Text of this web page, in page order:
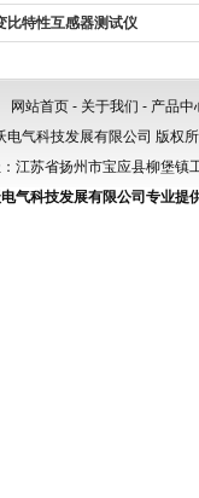
比特性互感器测试仪
网站首页 - 关于我们 - 产品中
电气科技发展有限公司 版权
江苏省扬州市宝应县柳堡
气科技发展有限公司专业提